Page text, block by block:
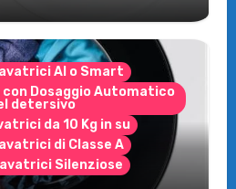
AI o Smart
Dosaggio Automatico
detersivo
da 10 Kg in su
di Classe A
Silenziose